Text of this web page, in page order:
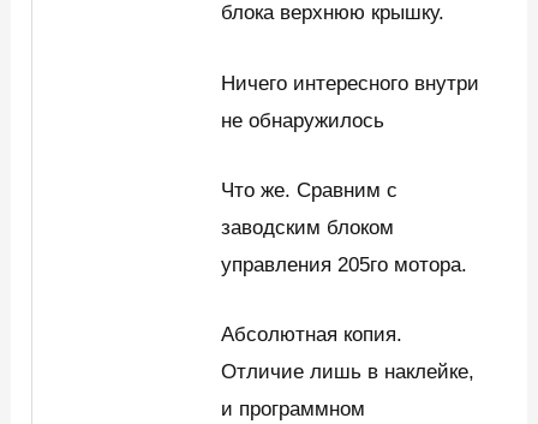
блока верхнюю крышку.
Ничего интересного внутри
не обнаружилось
Что же. Сравним с
заводским блоком
управления 205го мотора.
Абсолютная копия.
Отличие лишь в наклейке,
и программном